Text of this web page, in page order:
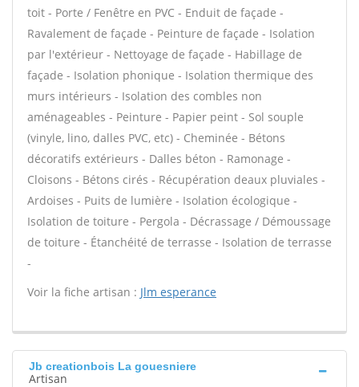
toit - Porte / Fenêtre en PVC - Enduit de façade -
Ravalement de façade - Peinture de façade - Isolation
par l'extérieur - Nettoyage de façade - Habillage de
façade - Isolation phonique - Isolation thermique des
murs intérieurs - Isolation des combles non
aménageables - Peinture - Papier peint - Sol souple
(vinyle, lino, dalles PVC, etc) - Cheminée - Bétons
décoratifs extérieurs - Dalles béton - Ramonage -
Cloisons - Bétons cirés - Récupération deaux pluviales -
Ardoises - Puits de lumière - Isolation écologique -
Isolation de toiture - Pergola - Décrassage / Démoussage
de toiture - Étanchéité de terrasse - Isolation de terrasse
-
Voir la fiche artisan : Jlm esperance
Jb creationbois La gouesniere
Artisan